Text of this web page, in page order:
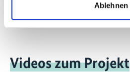
Ablehnen
Videos zum Projekt